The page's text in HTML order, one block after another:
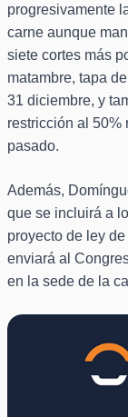
progresivamente
carne aunque
siete cortes más
matambre, tapa
31 diciembre, y
restricción al 50%
pasado.
Además,
que se incluirá a
proyecto de ley
enviará al
en la sede de la